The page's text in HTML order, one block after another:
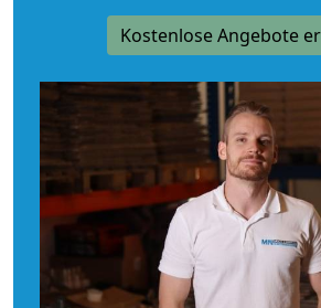
Kostenlose Angebote